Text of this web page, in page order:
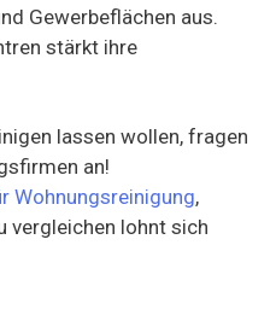
Gewerbeflächen aus.
stärkt ihre
lassen wollen, fragen
an!
Wohnungsreinigung,
vergleichen lohnt sich